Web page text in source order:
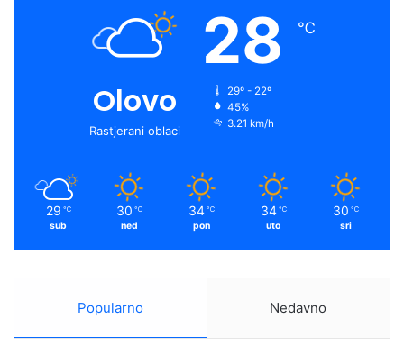
Olovo
Rastjerani oblaci
28 ℃
29º - 22º
45%
3.21 km/h
29 ℃
sub
30 ℃
ned
34 ℃
pon
34 ℃
uto
30 ℃
sri
Popularno Nedavno